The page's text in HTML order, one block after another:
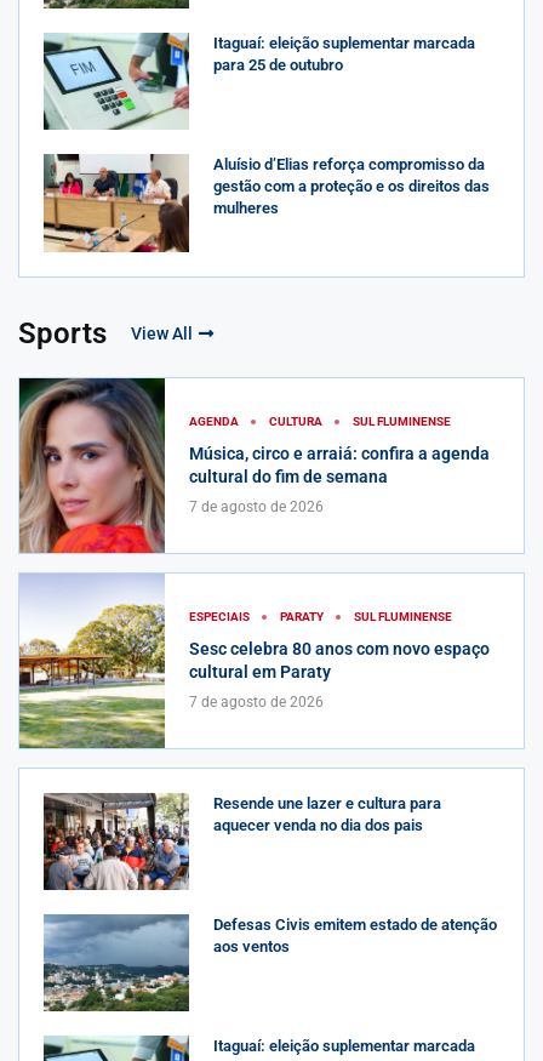
Itaguaí: eleição suplementar marcada
para 25 de outubro
Aluísio d’Elias reforça compromisso da
gestão com a proteção e os direitos das
mulheres
Sports View All
AGENDA CULTURA SUL FLUMINENSE
Música, circo e arraiá: confira a agenda
cultural do fim de semana
7 de agosto de 2026
ESPECIAIS PARATY SUL FLUMINENSE
Sesc celebra 80 anos com novo espaço
cultural em Paraty
7 de agosto de 2026
Resende une lazer e cultura para
aquecer venda no dia dos pais
Defesas Civis emitem estado de atenção
aos ventos
Itaguaí: eleição suplementar marcada